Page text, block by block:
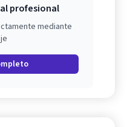
profesional
mediante